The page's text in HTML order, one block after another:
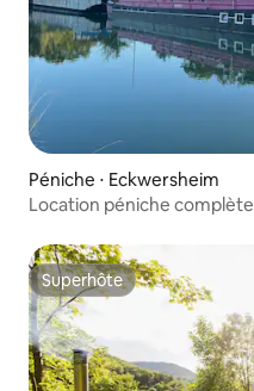
Péniche ⋅ Eckwersheim
Location péniche complète
Superhôte
Superhôte